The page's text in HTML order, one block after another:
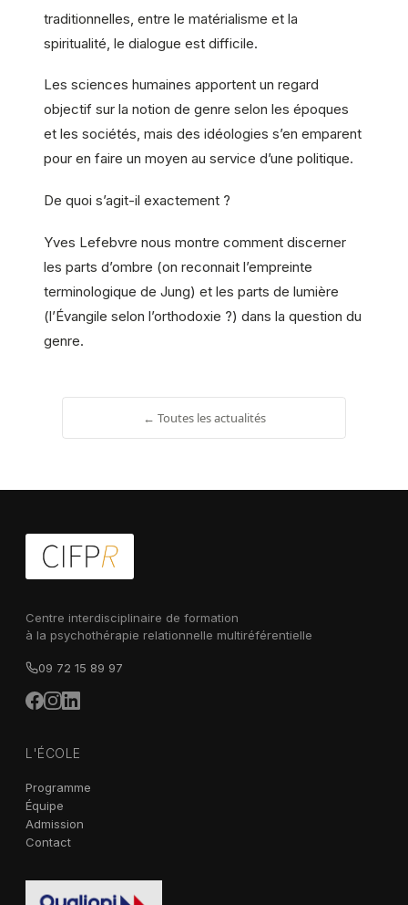
traditionnelles, entre le matérialisme et la
spiritualité, le dialogue est difficile.
Les sciences humaines apportent un regard
objectif sur la notion de genre selon les époques
et les sociétés, mais des idéologies s’en emparent
pour en faire un moyen au service d’une politique.
De quoi s’agit-il exactement ?
Yves Lefebvre nous montre comment discerner
les parts d’ombre (on reconnait l’empreinte
terminologique de Jung) et les parts de lumière
(l’Évangile selon l’orthodoxie ?) dans la question du
genre.
← Toutes les actualités
Centre interdisciplinaire de formation
à la psychothérapie relationnelle multiréférentielle
09 72 15 89 97
L'ÉCOLE
Programme
Équipe
Admission
Contact